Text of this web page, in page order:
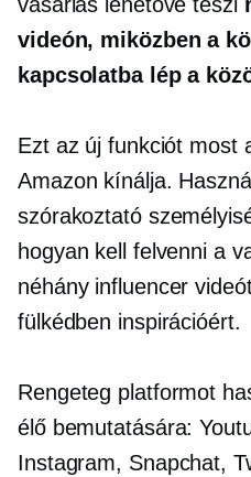
videón, miközben a
kapcsolatba lép a
Ezt az új funkciót most
Amazon kínálja.
szórakoztató
hogyan kell felvenni a
néhány influencer
fülkédben inspirációért.
Rengeteg platformot
élő bemutatására:
Instagram, Snapchat,